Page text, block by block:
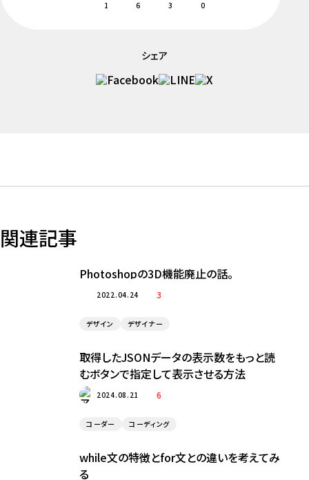
1 6 3 0
シェア
関連記事
Photoshopの3D機能廃止の話。
2022.04.24 3
デザイン デザイナー
取得したJSONデータの表示数をもっと読
むボタンで指定して表示させる方法
2024.08.21 6
コーダー コーディング
while文の特徴とfor文との違いを考えてみ
る